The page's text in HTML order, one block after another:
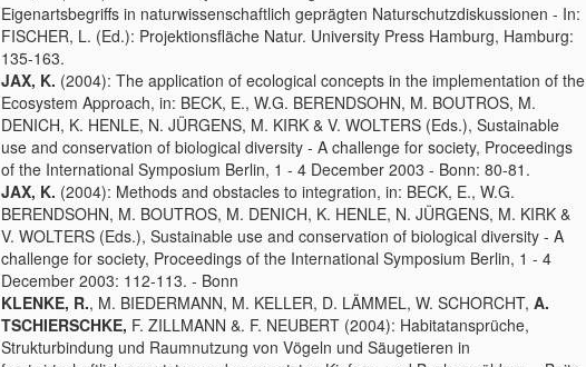
Eigenartsbegriffs in naturwissenschaftlich geprägten Naturschutzdiskussionen - In:
FISCHER, L. (Ed.): Projektionsfläche Natur. University Press Hamburg, Hamburg:
135-163.
JAX, K. (2004): The application of ecological concepts in the implementation of the
Ecosystem Approach, in: BECK, E., W.G. BERENDSOHN, M. BOUTROS, M.
DENICH, K. HENLE, N. JÜRGENS, M. KIRK & V. WOLTERS (Eds.), Sustainable
use and conservation of biological diversity - A challenge for society, Proceedings
of the International Symposium Berlin, 1 - 4 December 2003 - Bonn: 80-81.
JAX, K. (2004): Methods and obstacles to integration, in: BECK, E., W.G.
BERENDSOHN, M. BOUTROS, M. DENICH, K. HENLE, N. JÜRGENS, M. KIRK &
V. WOLTERS (Eds.), Sustainable use and conservation of biological diversity - A
challenge for society, Proceedings of the International Symposium Berlin, 1 - 4
December 2003: 112-113. - Bonn
KLENKE, R., M. BIEDERMANN, M. KELLER, D. LÄMMEL, W. SCHORCHT, A.
TSCHIERSCHKE, F. ZILLMANN &. F. NEUBERT (2004): Habitatansprüche,
Strukturbindung und Raumnutzung von Vögeln und Säugetieren in